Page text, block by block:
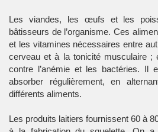
Les viandes, les œufs et les
bâtisseurs de l’organisme. Ces
et les vitamines nécessaires entre
cerveau et à la tonicité musculaire ;
contre l’anémie et les bactéries. Il
absorber régulièrement, en
différents aliments.
Les produits laitiers fournissent 60 à